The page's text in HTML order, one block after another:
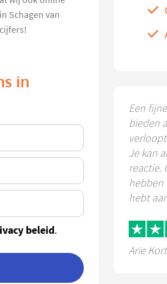
Schagen van
in
beleid.
Een
bieden
Je kan
reactie.
hebben
hebt
Arie